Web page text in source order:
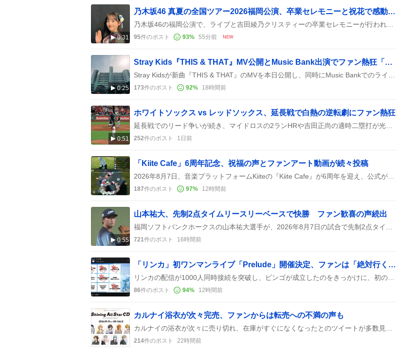
0:31
乃木坂46 真夏の全国ツアー2026福岡公演、卒業セレモニーと祝花で感動の最終公演
95件のポスト 93% 55分前 NEW
0:25
Stray Kids『THIS & THAT』MV公開とMusic Bank出演でファン熱狂「最高にかっこいい」
173件のポスト 92% 18時間前
0:51
ホワイトソックス vs レッドソックス、延長戦で白熱の逆転劇にファン熱狂
252件のポスト 1日前
「Kiite Cafe」6周年記念、祝福の声とファンアート動画が続々投稿
187件のポスト 97% 12時間前
0:55
山本祐大、先制2点タイムリースリーベースで快勝 ファン歓喜の声続出
721件のポスト 16時間前
「リンカ」初ワンマンライブ「Prelude」開催決定、ファンは「絶対行く！」と熱狂
86件のポスト 94% 12時間前
カルナイ浴衣が次々完売、ファンからは転売への不満の声も
214件のポスト 22時間前